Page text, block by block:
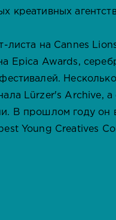
креативных
листа на Cannes
Epica Awards,
Lürzer's Archive, а
В прошлом году он
Young Creatives